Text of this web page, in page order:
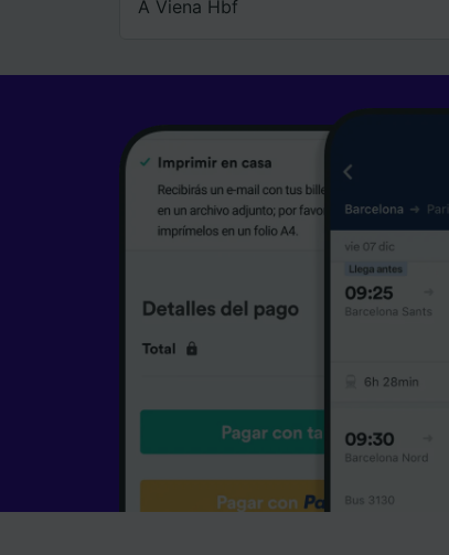
A Viena Hbf